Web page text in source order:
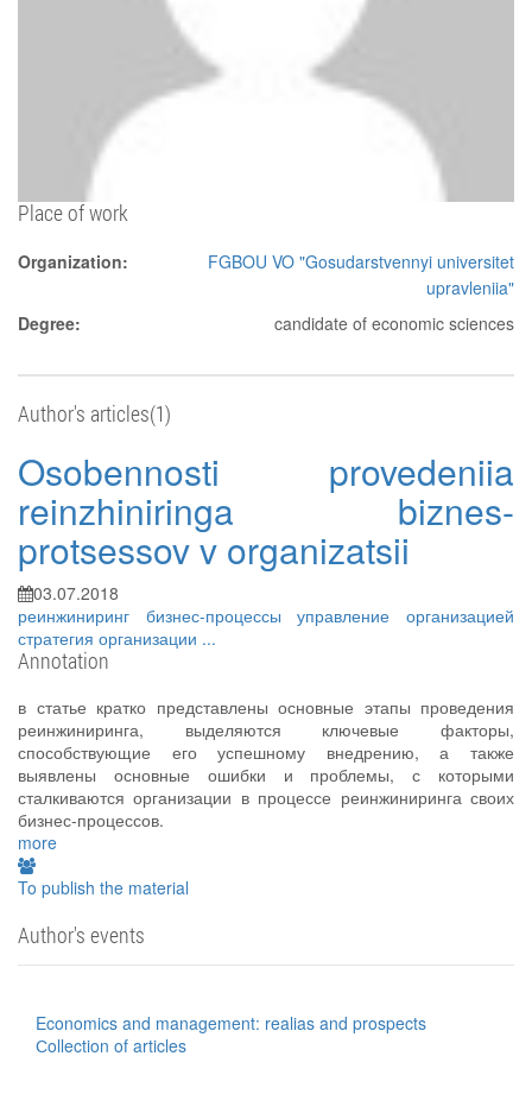
Place of work
Organization:
FGBOU VO "Gosudarstvennyi universitet
upravleniia"
Degree:
candidate of economic sciences
Author's articles(1)
Osobennosti provedeniia
reinzhiniringa biznes-
protsessov v organizatsii
03.07.2018
реинжиниринг бизнес-процессыуправление организацией
стратегия организации ...
Annotation
в статье кратко представлены основные этапы проведения
реинжиниринга, выделяются ключевые факторы,
способствующие его успешному внедрению, а также
выявлены основные ошибки и проблемы, с которыми
сталкиваются организации в процессе реинжиниринга своих
бизнес-процессов.
more
To publish the material
Author's events
Economics and management: realias and prospects
Сollection of articles